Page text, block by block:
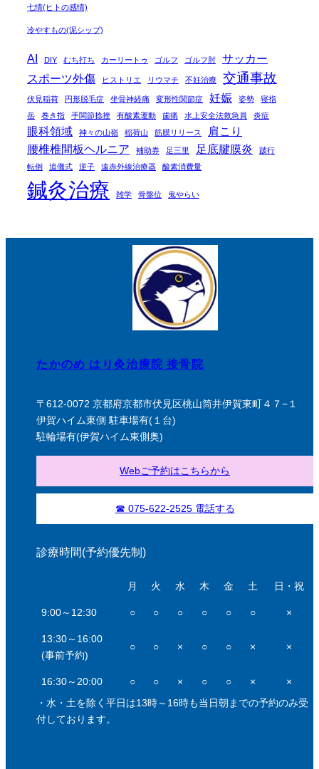
七情(ヒトの感情)
冷やすもの(泥シップ)
AI DIY むち打ち カーリートゥ ゴルフ ゴルフ肘
サッカー
スポーツ外傷
ヒストリエ リウマチ 不妊治療 交通事故
伏見稲荷 円形脱毛症 坐骨神経痛 変形性関節症 妊娠 姿勢
寝指
岳
巻き指 手関節捻挫 有酸素運動 歯痛 水上安全法救急員 炎症
眼科領域 神々の山嶺 稲荷山 筋膜リリース
肩こり
腰椎椎間板ヘルニア
補助券 足三里 足底腱膜炎
跛行
転倒
追儺式 逆子 遠赤外線治療器 酸素消費量
鍼灸治療 雑学 骨盤位 鬼やらい
たかのめ はり灸治療院 接骨院
〒612-0072 京都府京都市伏見区桃山筒井伊賀東町４７−１
伊賀ハイム東側 駐車場有(１台)
駐輪場有(伊賀ハイム東側奥)
Webご予約はこちらから
☎ 075-622-2525 電話する
診療時間(予約優先制)
月 火 水 木 金 土 日・祝
9:00～12:30 ○ ○ ○ ○ ○ ○ ×
13:30～16:00
(事前予約)
○ ○ × ○ ○ × ×
16:30～20:00 ○ ○ × ○ ○ ×
×
・水・土を除く平日は13時～16時も当日朝までの予約のみ受
付しております。